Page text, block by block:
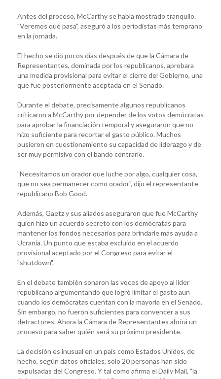
Antes del proceso, McCarthy se había mostrado tranquilo.
"Veremos qué pasa", aseguró a los periodistas más temprano
en la jornada.
El hecho se dio pocos días después de que la Cámara de
Representantes, dominada por los republicanos, aprobara
una medida provisional para evitar el cierre del Gobierno, una
que fue posteriormente aceptada en el Senado.
Durante el debate, precisamente algunos republicanos
criticaron a McCarthy por depender de los votos demócratas
para aprobar la financiación temporal y aseguraron que no
hizo suficiente para recortar el gasto público. Muchos
pusieron en cuestionamiento su capacidad de liderazgo y de
ser muy permisivo con el bando contrario.
"Necesitamos un orador que luche por algo, cualquier cosa,
que no sea permanecer como orador", dijo el representante
republicano Bob Good.
Además, Gaetz y sus aliados aseguraron que fue McCarthy
quien hizo un acuerdo secreto con los demócratas para
mantener los fondos necesarios para brindarle más ayuda a
Ucrania. Un punto que estaba excluido en el acuerdo
provisional aceptado por el Congreso para evitar el
"shutdown".
En el debate también sonaron las voces de apoyo al líder
republicano argumentando que logró limitar el gasto aun
cuando los demócratas cuentan con la mayoría en el Senado.
Sin embargo, no fueron suficientes para convencer a sus
detractores. Ahora la Cámara de Representantes abrirá un
proceso para saber quién será su próximo presidente.
La decisión es inusual en un país como Estados Unidos, de
hecho, según datos oficiales, solo 20 personas han sido
expulsadas del Congreso. Y tal como afirma el Daily Mail, "la